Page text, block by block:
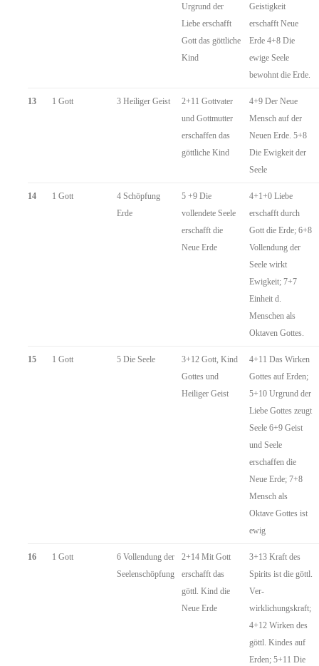
Urgrund der
Liebe erschafft
Gott das göttliche
Kind
Geistigkeit
erschafft Neue
Erde 4+8 Die
ewige Seele
bewohnt die Erde.
13 1 Gott 3 Heiliger Geist
2+11 Gottvater
und Gottmutter
erschaffen das
göttliche Kind
4+9 Der Neue
Mensch auf der
Neuen Erde. 5+8
Die Ewigkeit der
Seele
14 1 Gott
4 Schöpfung
Erde
5 +9 Die
vollendete Seele
erschafft die
Neue Erde
4+1+0 Liebe
erschafft durch
Gott die Erde; 6+8
Vollendung der
Seele wirkt
Ewigkeit; 7+7
Einheit d.
Menschen als
Oktaven Gottes.
15 1 Gott 5 Die Seele
3+12 Gott, Kind
Gottes und
Heiliger Geist
4+11 Das Wirken
Gottes auf Erden;
5+10 Urgrund der
Liebe Gottes zeugt
Seele 6+9 Geist
und Seele
erschaffen die
Neue Erde; 7+8
Mensch als
Oktave Gottes ist
ewig
16 1 Gott
6 Vollendung der
Seelenschöpfung
2+14 Mit Gott
erschafft das
göttl. Kind die
Neue Erde
3+13 Kraft des
Spirits ist die göttl.
Ver-
wirklichungskraft;
4+12 Wirken des
göttl. Kindes auf
Erden; 5+11 Die